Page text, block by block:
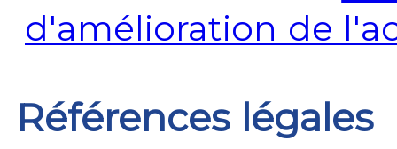
d'amélioration de
Références légales